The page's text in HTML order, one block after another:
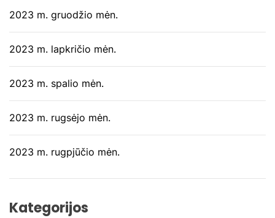
2023 m. gruodžio mėn.
2023 m. lapkričio mėn.
2023 m. spalio mėn.
2023 m. rugsėjo mėn.
2023 m. rugpjūčio mėn.
Kategorijos